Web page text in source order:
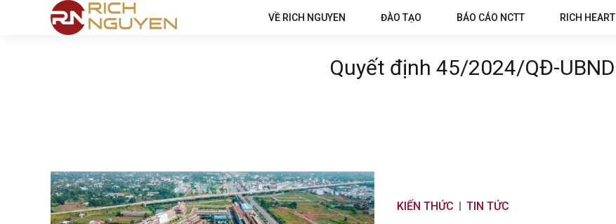
VỀ RICH NGUYEN ĐÀO TẠO BÁO CÁO NCTT RICH HEART
Quyết định 45/2024/QĐ-UBND
KIẾN THỨC TIN TỨC